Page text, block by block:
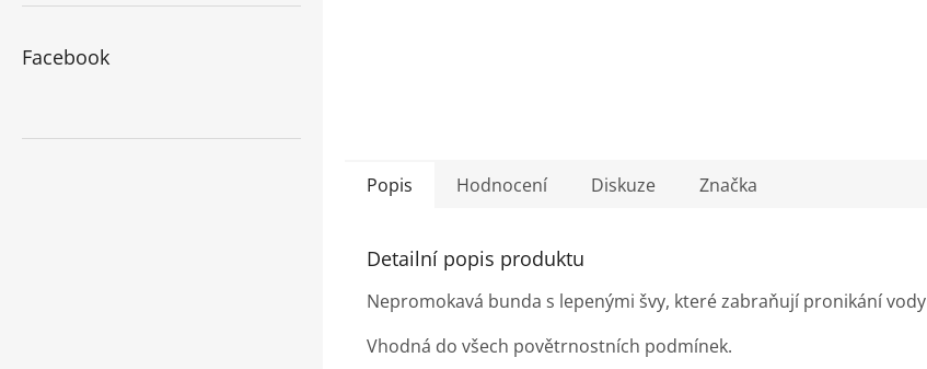
Facebook
Popis Hodnocení Diskuze Značka
Detailní popis produktu
Nepromokavá bunda s lepenými švy, které zabraňují pronikání vody
Vhodná do všech povětrnostních podmínek.